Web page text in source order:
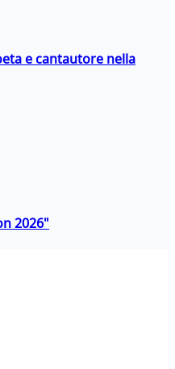
e cantautore nella
2026"